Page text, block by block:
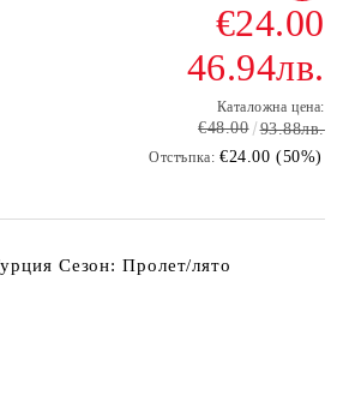
€24.00
46.94лв.
Каталожна цена:
€48.00 93.88лв.
Отстъпка: €24.00 (50%)
Сезон: Пролет/лято